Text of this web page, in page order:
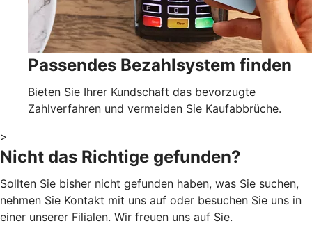
Passendes Bezahlsystem finden
Bieten Sie Ihrer Kundschaft das bevorzugte
Zahlverfahren und vermeiden Sie Kaufabbrüche.
>
Nicht das Richtige gefunden?
Sollten Sie bisher nicht gefunden haben, was Sie suchen,
nehmen Sie Kontakt mit uns auf oder besuchen Sie uns in
einer unserer Filialen. Wir freuen uns auf Sie.